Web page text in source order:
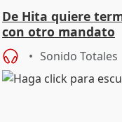
De Hita quiere
con otro mandato
Sonido Totales